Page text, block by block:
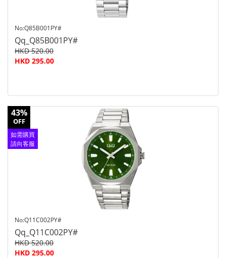
No:Q85B001PY#
Qq_Q85B001PY#
HKD 520.00
HKD 295.00
43%
OFF
如需購買
請向客服
No:Q11C002PY#
Qq_Q11C002PY#
HKD 520.00
HKD 295.00